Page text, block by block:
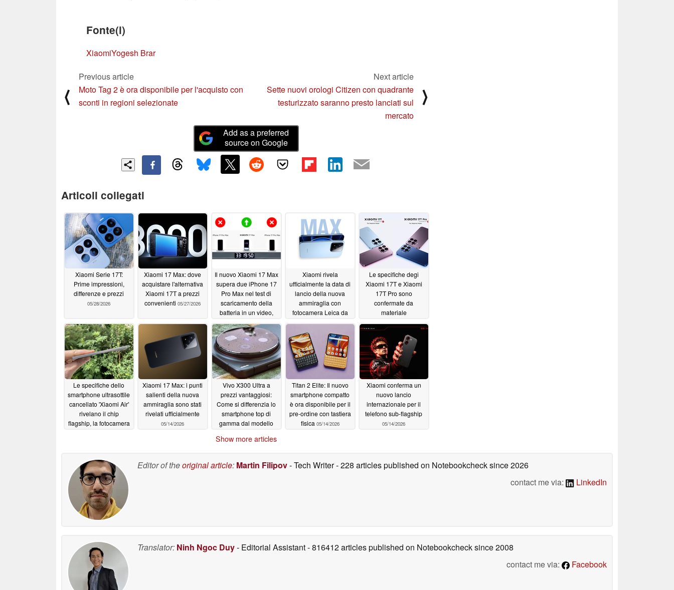
Fonte(i)
XiaomiYogesh Brar
⟨
Previous article
Moto Tag 2 è ora disponibile per l'acquisto con
sconti in regioni selezionate
Next article
Sette nuovi orologi Citizen con quadrante
testurizzato saranno presto lanciati sul
mercato
⟩
Add as a preferred
source on Google
Articoli collegati
Xiaomi Serie 17T:
Prime impressioni,
differenze e prezzi
05/28/2026
Xiaomi 17 Max: dove
acquistare l'alternativa
Xiaomi 17T a prezzi
convenienti 05/27/2026
Il nuovo Xiaomi 17 Max
supera due iPhone 17
Pro Max nel test di
scaricamento della
batteria in un video,
da 8.000 mAh05/20/2026
Xiaomi rivela
ufficialmente la data di
lancio della nuova
ammiraglia con
fotocamera Leica da
05/18/2026
Le specifiche degi
Xiaomi 17T e Xiaomi
17T Pro sono
confermate da
materiale
05/18/2026
Le specifiche dello
smartphone ultrasottile
cancellato 'Xiaomi Air'
rivelano il chip
flagship, la fotocamera
Xiaomi 17 Max: i punti
salienti della nuova
ammiraglia sono stati
rivelati ufficialmente
05/14/2026
Vivo X300 Ultra a
prezzi vantaggiosi:
Come si differenzia lo
smartphone top di
gamma dal modello
Titan 2 Elite: Il nuovo
smartphone compatto
è ora disponibile per il
pre-ordine con tastiera
fisica 05/14/2026
Xiaomi conferma un
nuovo lancio
internazionale per il
telefono sub-flagship
05/14/2026
Show more articles
Editor of theoriginal article: Martin Filipov- Tech Writer- 228 articles published on Notebookchecksince 2026
contact me via:
LinkedIn
Translator: Ninh Ngoc Duy- Editorial Assistant- 816412 articles published on Notebookchecksince 2008
contact me via:
Facebook